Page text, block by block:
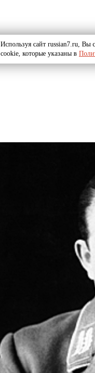
Используя сайт russian7.ru, Вы
cookie, которые указаны в